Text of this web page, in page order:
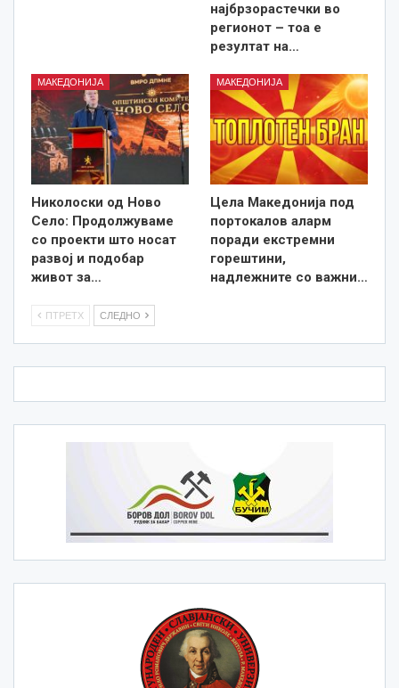
најбрзорастечки во
регионот – тоа е
резултат на…
МАКЕДОНИЈА
Николоски од Ново
Село: Продолжуваме
со проекти што носат
развој и подобар
живот за…
МАКЕДОНИЈА
Цела Македонија под
портокалов аларм
поради екстремни
горештини,
надлежните со важни…
ПТРЕТХ СЛЕДНО